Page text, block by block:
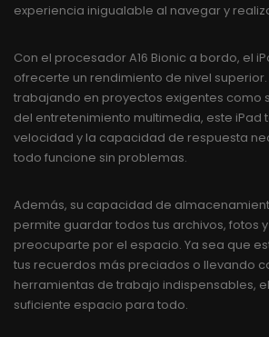
experiencia inigualable al navegar y
Con el procesador A16 Bionic a bordo, el
ofrecerte un rendimiento de nivel superior.
trabajando en proyectos exigentes como
del entretenimiento multimedia, este iPad
velocidad y la capacidad de respuesta
todo funcione sin problemas.
Además, su capacidad de
permite guardar todos tus archivos, fotos
preocuparte por el espacio. Ya sea que
tus recuerdos más preciados o llevando
herramientas de trabajo indispensables,
suficiente espacio para todo.